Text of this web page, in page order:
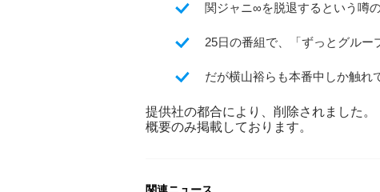
関ジャニ∞を脱退するという噂
25日の番組で、「ずっとグルー
だが横山裕らも本番中しか触れ
提供社の都合により、削除されました。
概要のみ掲載しております。